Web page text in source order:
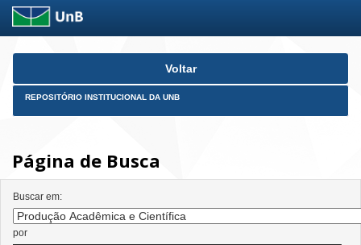
Skip
Voltar
REPOSITÓRIO INSTITUCIONAL DA UNB
Página de Busca
Buscar em:
por